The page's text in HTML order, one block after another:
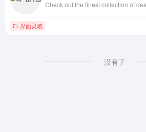
界面灵感
没有了